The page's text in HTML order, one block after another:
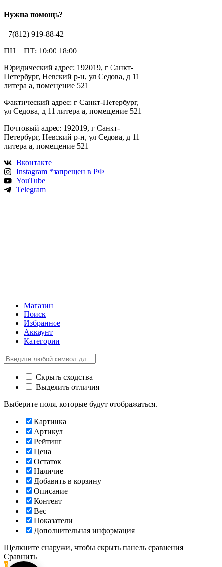
Нужна помощь?
+7(812) 919-88-42
ПН – ПТ: 10:00-18:00
Юридический адрес: 192019, г Санкт-
Петербург, Невский р-н, ул Седова, д 11
литера а, помещение 521
Фактический адрес: г Санкт-Петербург,
ул Седова, д 11 литера а, помещение 521
Почтовый адрес: 192019, г Санкт-
Петербург, Невский р-н, ул Седова, д 11
литера а, помещение 521
Вконтакте
Instagram *запрещен в РФ
YouTube
Telegram
Магазин
Поиск
Избранное
Аккаунт
Категории
Скрыть сходства
Выделить отличия
Выберите поля, которые будут отображаться.
Картинка
Артикул
Рейтинг
Цена
Остаток
Наличие
Добавить в корзину
Описание
Контент
Вес
Показатели
Дополнительная информация
Щелкните снаружи, чтобы скрыть панель сравнения
Сравнить